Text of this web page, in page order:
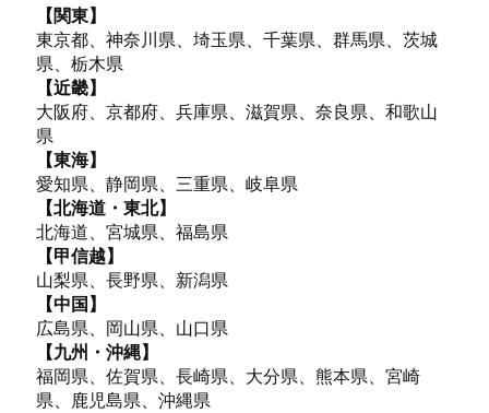
【関東】
東京都、神奈川県、埼玉県、千葉県、群馬県、茨城
県、栃木県
【近畿】
大阪府、京都府、兵庫県、滋賀県、奈良県、和歌山
県
【東海】
愛知県、静岡県、三重県、岐阜県
【北海道・東北】
北海道、宮城県、福島県
【甲信越】
山梨県、長野県、新潟県
【中国】
広島県、岡山県、山口県
【九州・沖縄】
福岡県、佐賀県、長崎県、大分県、熊本県、宮崎
県、鹿児島県、沖縄県